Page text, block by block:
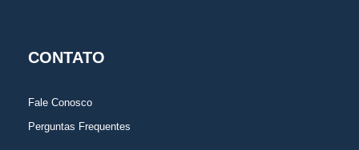
CONTATO
Fale Conosco
Perguntas Frequentes